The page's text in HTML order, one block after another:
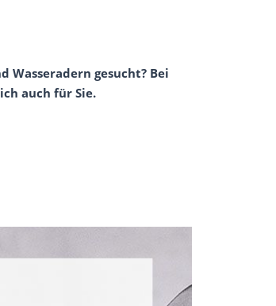
Wasseradern gesucht? Bei
auch für Sie.